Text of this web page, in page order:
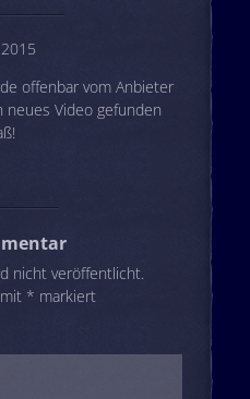
offenbar vom Anbieter
neues Video gefunden
nicht veröffentlicht.
* markiert